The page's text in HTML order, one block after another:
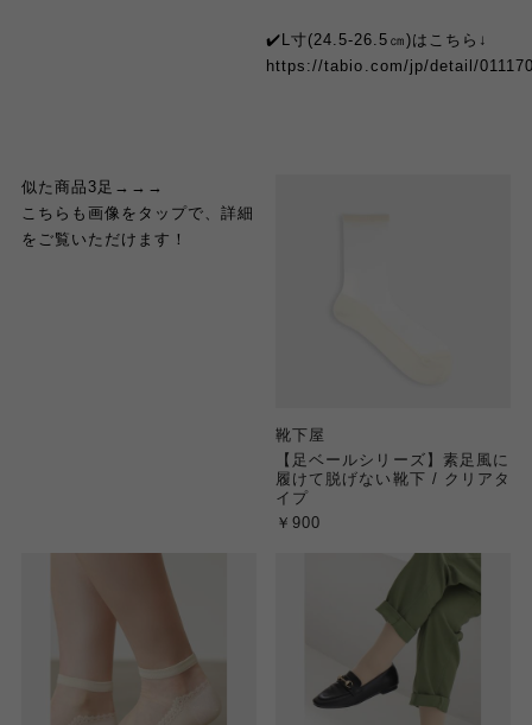
✔️L寸(24.5-26.5㎝)はこちら↓
https://tabio.com/jp/detail/
似た商品3足→→→
こちらも画像をタップで、詳細
をご覧いただけます！
靴下屋
【足ベールシリーズ】素足風に
履けて脱げない靴下 / クリアタ
イプ
￥900